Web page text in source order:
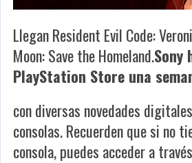
Llegan Resident Evil Code:
Moon: Save the Homeland.Sony
PlayStation Store una
con diversas novedades
consolas. Recuerden que si no
consola, puedes acceder a